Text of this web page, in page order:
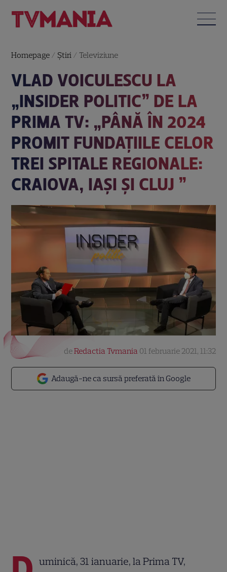
Homepage / Știri / Televiziune
VLAD VOICULESCU LA
„INSIDER POLITIC” DE LA
PRIMA TV: „PÂNĂ ÎN 2024
PROMIT FUNDAȚIILE CELOR
TREI SPITALE REGIONALE:
CRAIOVA, IAȘI ȘI CLUJ ”
Adaugă-ne ca sursă preferată în Google
deRedactia Tvmania 01 februarie 2021, 11:32
uminică, 31 ianuarie, la Prima TV,